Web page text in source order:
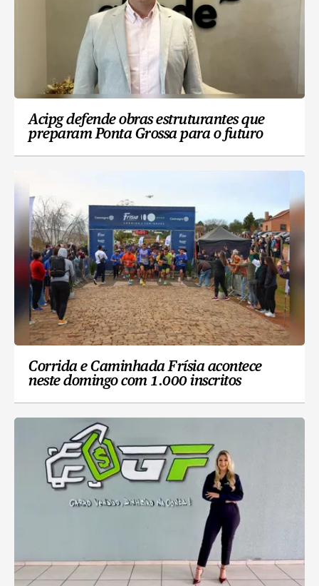
Acipg defende obras estruturantes que
preparam Ponta Grossa para o futuro
Corrida e Caminhada Frísia acontece
neste domingo com 1.000 inscritos